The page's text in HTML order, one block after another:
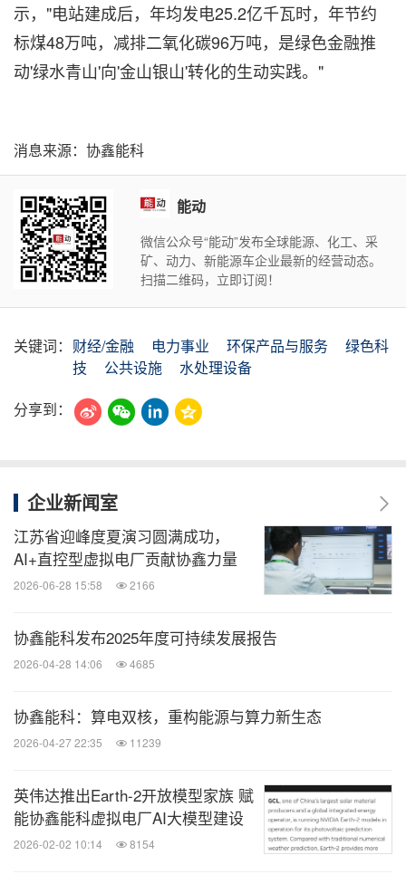
示，"电站建成后，年均发电25.2亿千瓦时，年节约
标煤48万吨，减排二氧化碳96万吨，是绿色金融推
动'绿水青山'向'金山银山'转化的生动实践。"
消息来源：协鑫能科
能动
微信公众号“能动”发布全球能源、化工、采
矿、动力、新能源车企业最新的经营动态。
扫描二维码，立即订阅！
关键词： 财经/金融 电力事业 环保产品与服务
绿色科
技
公共设施
水处理设备
分享到：
企业新闻室
江苏省迎峰度夏演习圆满成功，
AI+直控型虚拟电厂贡献协鑫力量
2026-06-28 15:58 2166
协鑫能科发布2025年度可持续发展报告
2026-04-28 14:06 4685
协鑫能科：算电双核，重构能源与算力新生态
2026-04-27 22:35 11239
英伟达推出Earth-2开放模型家族 赋
能协鑫能科虚拟电厂AI大模型建设
2026-02-02 10:14 8154